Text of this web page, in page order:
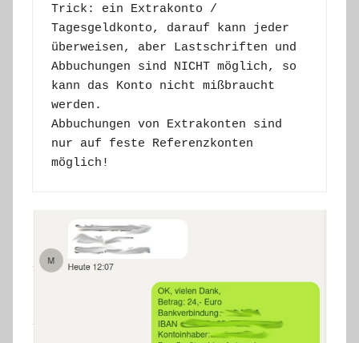
Trick: ein Extrakonto /
Tagesgeldkonto, darauf kann jeder
überweisen, aber Lastschriften und
Abbuchungen sind NICHT möglich, so
kann das Konto nicht mißbraucht
werden.
Abbuchungen von Extrakonten sind
nur auf feste Referenzkonten
möglich!